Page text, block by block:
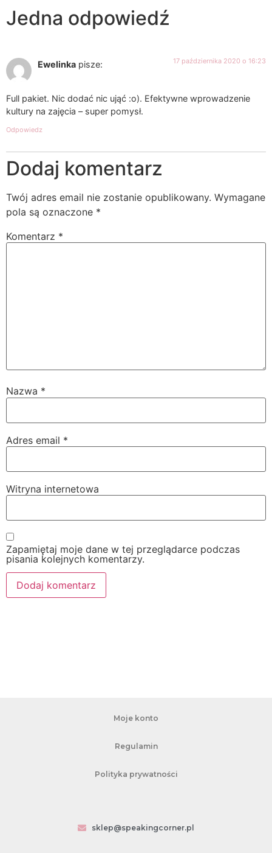
Jedna odpowiedź
Ewelinka pisze: 17 października 2020 o 16:23
Full pakiet. Nic dodać nic ująć :o). Efektywne wprowadzenie
kultury na zajęcia – super pomysł.
Odpowiedz
Dodaj komentarz
Twój adres email nie zostanie opublikowany. Wymagane
pola są oznaczone *
Komentarz *
Nazwa *
Adres email *
Witryna internetowa
Zapamiętaj moje dane w tej przeglądarce podczas
pisania kolejnych komentarzy.
Moje konto
Regulamin
Polityka prywatności
sklep@speakingcorner.pl